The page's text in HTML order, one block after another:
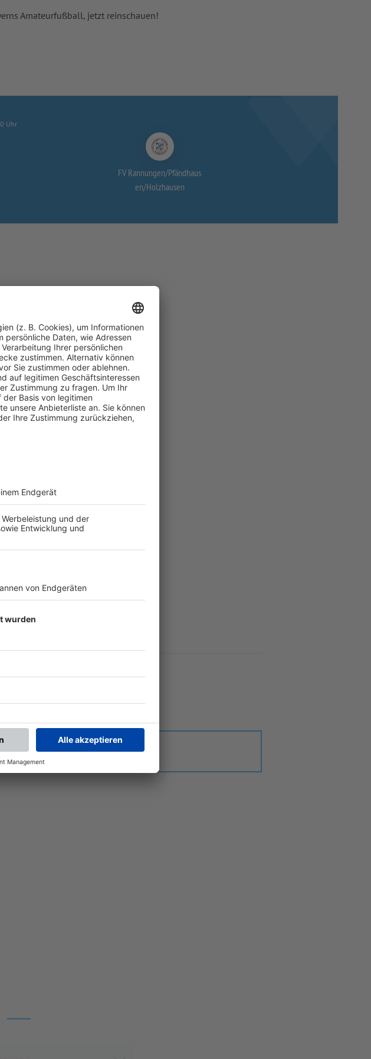
Amateurfußball, jetzt reinschauen!
Uhr
FV Rannungen/Pfändhaus
en/Holzhausen
FÜR DICH